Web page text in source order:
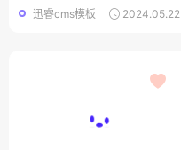
2024.05.22
迅睿cms模板